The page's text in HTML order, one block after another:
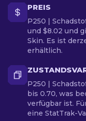
PREIS
P250 |
und $8.02 und
Skin. Es ist
erhältlich.
P250 |
bis 0.70, was
verfügbar ist.
eine StatTrak-